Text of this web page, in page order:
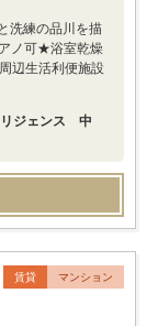
洗練の品川を描
ノ可★浴室乾燥
辺生活利便施設
リジェンス 中
賃貸 マンション